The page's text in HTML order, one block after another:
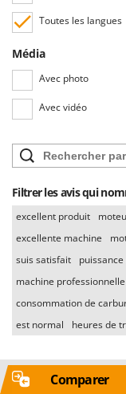
Toutes les langues
Média
Avec photo
Avec vidéo
Filtrer les avis qui
excellent produit
excellente machine
suis satisfait
machine professionnelle
consommation de
est normal
heures de
Achat vérifié par AgriEuro
Comparer